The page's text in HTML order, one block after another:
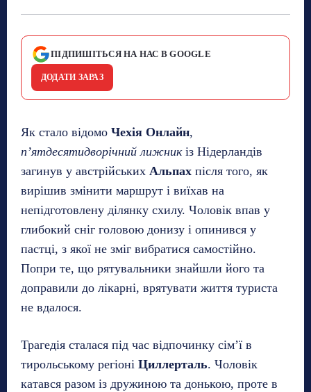
ПІДПИШІТЬСЯ НА НАС В GOOGLE
ДОДАТИ ЗАРАЗ
Як стало відомо Чехія Онлайн,
п’ятдесятидворічний лижникіз Нідерландів
загинув у австрійських Альпах після того, як
вирішив змінити маршрут і виїхав на
непідготовлену ділянку схилу. Чоловік впав у
глибокий сніг головою донизу і опинився у
пастці, з якої не зміг вибратися самостійно.
Попри те, що рятувальники знайшли його та
доправили до лікарні, врятувати життя туриста
не вдалося.
Трагедія сталася під час відпочинку сім’ї в
тирольському регіоні Циллерталь. Чоловік
катався разом із дружиною та донькою, проте в